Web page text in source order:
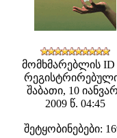
მომხმარებლის ID
შაბათი, 10
2009 წ. 04:45
შეტყობინებები: